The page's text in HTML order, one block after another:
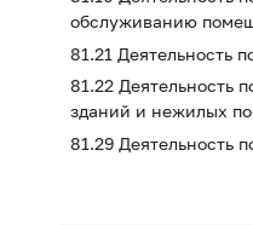
обслуживанию
81.21 Деятельность
81.22 Деятельность
зданий и нежилых
81.29 Деятельность